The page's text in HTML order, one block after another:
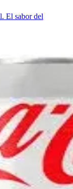
El sabor del